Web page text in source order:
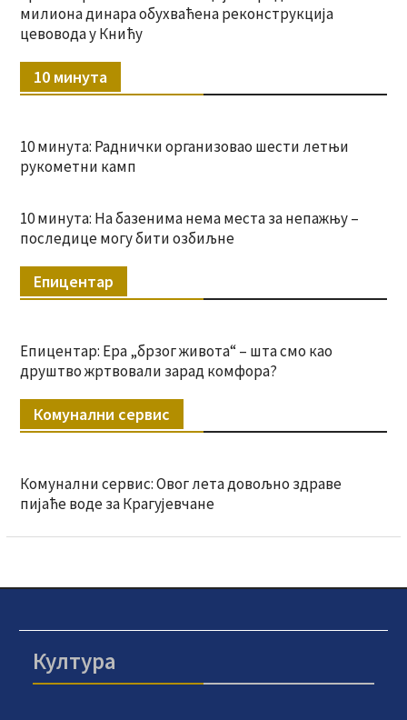
милиона динара обухваћена реконструкција
цевовода у Книћу
10 минута
10 минута: Раднички организовао шести летњи
рукометни камп
10 минута: На базенима нема места за непажњу –
последице могу бити озбиљне
Епицентар
Епицентар: Ера „брзог живота“ – шта смо као
друштво жртвовали зарад комфора?
Комунални сервис
Комунални сервис: Овог лета довољно здраве
пијаће воде за Крагујевчане
Култура